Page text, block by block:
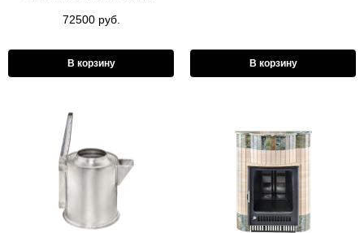
72500 руб.
В корзину В корзину